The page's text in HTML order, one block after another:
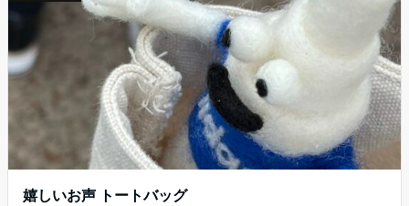
嬉しいお声 トートバッグ